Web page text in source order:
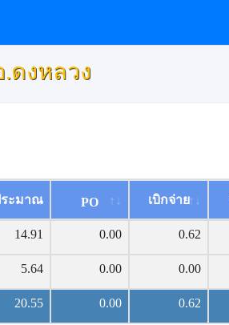
ดงหลวง
ระมาณ PO เบิกจ่าย
14.91 0.00 0.62
5.64 0.00 0.00
20.55 0.00 0.62